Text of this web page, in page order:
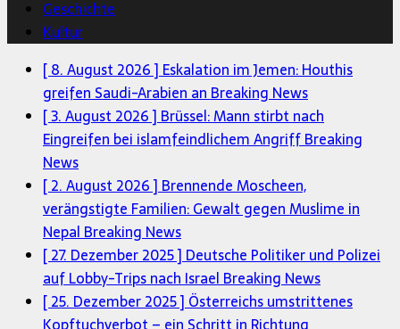
Geschichte
Kultur
[ 8. August 2026 ] Eskalation im Jemen: Houthis
greifen Saudi-Arabien an Breaking News
[ 3. August 2026 ] Brüssel: Mann stirbt nach
Eingreifen bei islamfeindlichem AngriffBreaking
News
[ 2. August 2026 ] Brennende Moscheen,
verängstigte Familien: Gewalt gegen Muslime in
Nepal Breaking News
[ 27. Dezember 2025 ] Deutsche Politiker und Polizei
auf Lobby-Trips nach Israel Breaking News
[ 25. Dezember 2025 ] Österreichs umstrittenes
Kopftuchverbot – ein Schritt in Richtung